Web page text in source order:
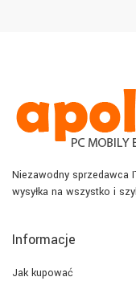
Niezawodny sprzedawca
wysyłka na wszystko i
Informacje
Jak kupować